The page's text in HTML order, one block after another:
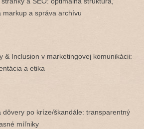
markup a správa archívu
& Inclusion v marketingovej komunikácii:
a etika
dôvery po kríze/škandále: transparentný
míľniky